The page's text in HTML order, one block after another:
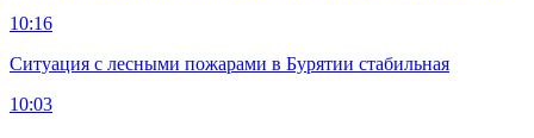
10:16
Ситуация с лесными пожарами в Бурятии стабильная
10:03